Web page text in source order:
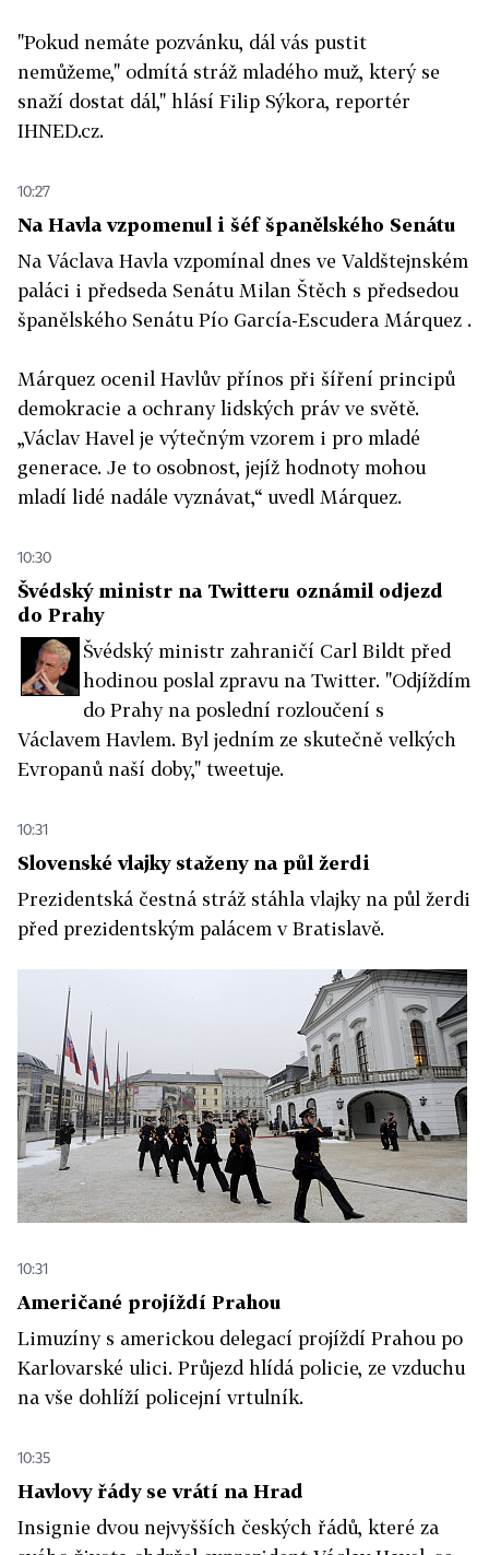
"Pokud nemáte pozvánku, dál vás pustit
nemůžeme," odmítá stráž mladého muž, který se
snaží dostat dál," hlásí Filip Sýkora, reportér
IHNED.cz.
10:27
Na Havla vzpomenul i šéf španělského Senátu
Na Václava Havla vzpomínal dnes ve Valdštejnském
paláci i předseda Senátu Milan Štěch s předsedou
španělského Senátu Pío García-Escudera Márquez .
Márquez ocenil Havlův přínos při šíření principů
demokracie a ochrany lidských práv ve světě.
„Václav Havel je výtečným vzorem i pro mladé
generace. Je to osobnost, jejíž hodnoty mohou
mladí lidé nadále vyznávat,“ uvedl Márquez.
10:30
Švédský ministr na Twitteru oznámil odjezd
do Prahy
Švédský ministr zahraničí Carl Bildt před
hodinou poslal zpravu na Twitter. "Odjíždím
do Prahy na poslední rozloučení s
Václavem Havlem. Byl jedním ze skutečně velkých
Evropanů naší doby," tweetuje.
10:31
Slovenské vlajky staženy na půl žerdi
Prezidentská čestná stráž stáhla vlajky na půl žerdi
před prezidentským palácem v Bratislavě.
10:31
Američané projíždí Prahou
Limuzíny s americkou delegací projíždí Prahou po
Karlovarské ulici. Průjezd hlídá policie, ze vzduchu
na vše dohlíží policejní vrtulník.
10:35
Havlovy řády se vrátí na Hrad
Insignie dvou nejvyšších českých řádů, které za